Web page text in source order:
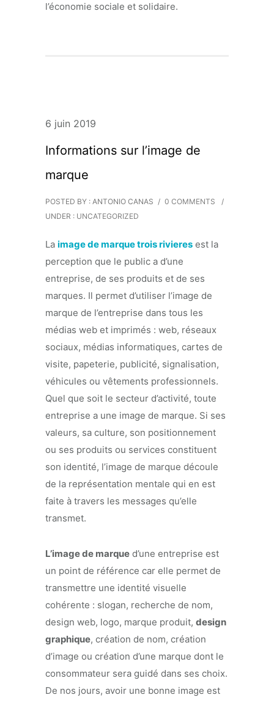
l’économie sociale et solidaire.
6 juin 2019
Informations sur l’image de
marque
POSTED BY : ANTONIO CANAS / 0 COMMENTS
/
UNDER : UNCATEGORIZED
La image de marque trois rivieres est la
perception que le public a d’une
entreprise, de ses produits et de ses
marques. Il permet d’utiliser l’image de
marque de l’entreprise dans tous les
médias web et imprimés : web, réseaux
sociaux, médias informatiques, cartes de
visite, papeterie, publicité, signalisation,
véhicules ou vêtements professionnels.
Quel que soit le secteur d’activité, toute
entreprise a une image de marque. Si ses
valeurs, sa culture, son positionnement
ou ses produits ou services constituent
son identité, l’image de marque découle
de la représentation mentale qui en est
faite à travers les messages qu’elle
transmet.
L’image de marque d’une entreprise est
un point de référence car elle permet de
transmettre une identité visuelle
cohérente : slogan, recherche de nom,
design web, logo, marque produit, design
graphique, création de nom, création
d’image ou création d’une marque dont le
consommateur sera guidé dans ses choix.
De nos jours, avoir une bonne image est